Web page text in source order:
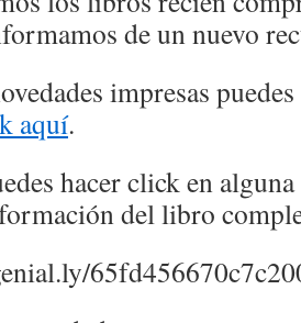
de un nuevo
impresas
aquí.
hacer click en
del libro